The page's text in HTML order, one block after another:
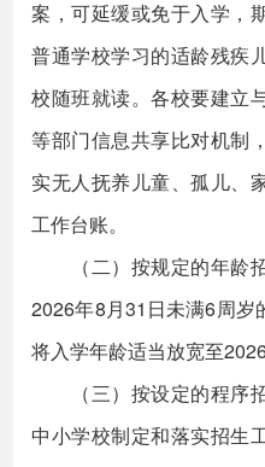
案，可延缓或免于入学，
普通学校学习的适龄残疾
校随班就读。各校要建立
等部门信息共享比对机制
实无人抚养儿童、孤儿、
工作台账。
（二）按规定的年龄招
2026年8月31日未满6周岁
将入学年龄适当放宽至
（三）按设定的程序招
中小学校制定和落实招生